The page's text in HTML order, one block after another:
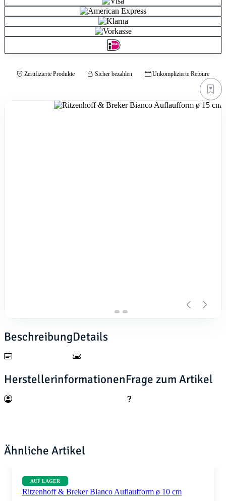
Zertifizierte Produkte Sicher bezahlen Unkomplizierte Retoure
BeschreibungDetails
HerstellerinformationenFrage zum Artikel
Ähnliche Artikel
AUF LAGER
Ritzenhoff & Breker Bianco Auflaufform ø 10 cm